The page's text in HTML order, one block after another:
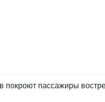
покроют пассажиры